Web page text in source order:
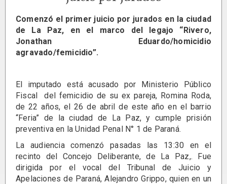
Comenzó el primer juicio por jurados en la ciudad
de La Paz, en el marco del legajo “Rivero,
Jonathan Eduardo/homicidio
agravado/femicidio”.
El imputado está acusado por Ministerio Público
Fiscal del femicidio de su ex pareja, Romina Roda,
de 22 años, el 26 de abril de este año en el barrio
“Feria” de la ciudad de La Paz, y cumple prisión
preventiva en la Unidad Penal N° 1 de Paraná.
La audiencia comenzó pasadas las 13:30 en el
recinto del Concejo Deliberante, de La Paz,. Fue
dirigida por el vocal del Tribunal de Juicio y
Apelaciones de Paraná, Alejandro Grippo, quien en un